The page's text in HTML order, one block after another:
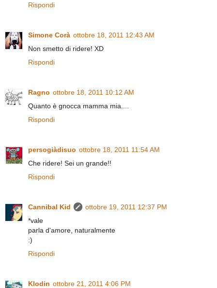
Rispondi
Simone Corà ottobre 18, 2011 12:43 AM
Non smetto di ridere! XD
Rispondi
Ragno ottobre 18, 2011 10:12 AM
Quanto è gnocca mamma mia....
Rispondi
persogiàdisuo ottobre 18, 2011 11:54 AM
Che ridere! Sei un grande!!
Rispondi
Cannibal Kid
ottobre 19, 2011 12:37 PM
*vale
parla d'amore, naturalmente
:)
Rispondi
Klodin ottobre 21, 2011 4:06 PM